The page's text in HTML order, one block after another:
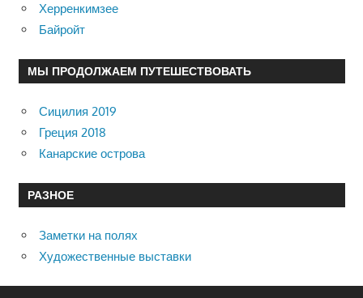
Херренкимзее
Байройт
МЫ ПРОДОЛЖАЕМ ПУТЕШЕСТВОВАТЬ
Сицилия 2019
Греция 2018
Канарские острова
РАЗНОЕ
Заметки на полях
Художественные выставки